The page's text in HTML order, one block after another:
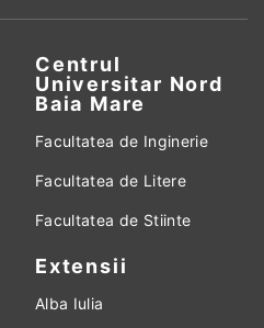
Centrul
Universitar Nord
Baia Mare
Facultatea de Inginerie
Facultatea de Litere
Facultatea de Stiinte
Extensii
Alba Iulia